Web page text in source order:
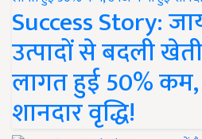
Success Story:
उत्पादों से बदली
लागत हुई 50%
शानदार वृद्धि!